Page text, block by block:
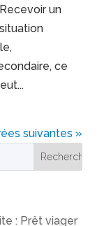
un
ce
suivantes »
: Prêt viager